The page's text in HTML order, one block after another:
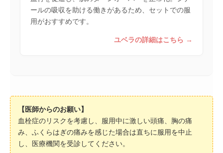
ールの吸収を助ける働きがあるため、セットでの服
用がおすすめです。
ユベラの詳細はこちら
【医師からのお願い】
血栓症のリスクを考慮し、服用中に激しい頭痛、胸の痛
み、ふくらはぎの痛みを感じた場合は直ちに服用を中止
し、医療機関を受診してください。